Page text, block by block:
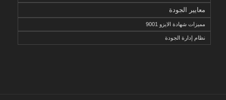
معايير الجودة
مميزات شهادة الايزو 9001
نظام إدارة الجودة